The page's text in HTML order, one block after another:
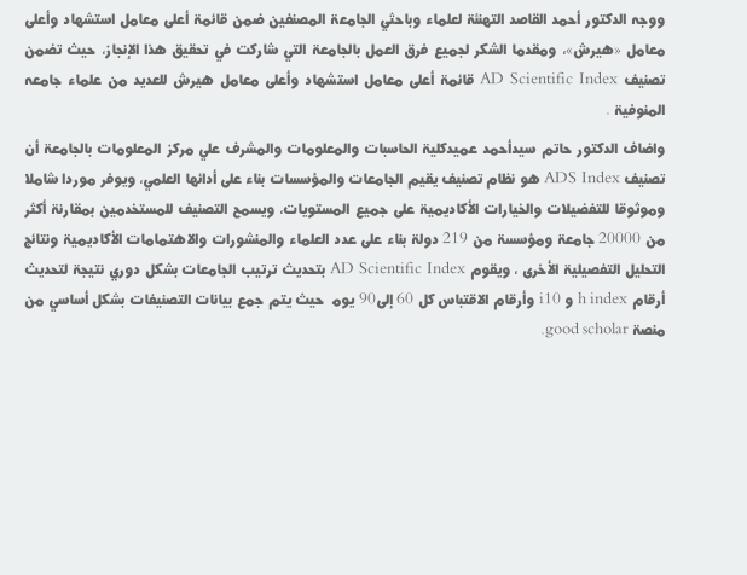
ووجه الدكتور أحمد القاصد التهنئة لعلماء وباحثي الجامعة المصنفين ضمن قائمة أعلى معامل استشهاد وأعلى
معامل «هيرش»، ومقدما الشكر لجميع فرق العمل بالجامعة التي شاركت في تحقيق هذا الإنجاز، حيث تضمن
تصنيف AD Scientific Index قائمة أعلى معامل استشهاد وأعلى معامل هيرش للعديد من علماء جامعه
المنوفية .
واضاف الدكتور حاتم سيدأحمد عميدكلية الحاسبات والمعلومات والمشرف علي مركز المعلومات بالجامعة أن
تصنيف ADS Index هو نظام تصنيف يقيم الجامعات والمؤسسات بناء على أدائها العلمي، ويوفر موردا شاملا
وموثوقا للتفضيلات والخيارات الأكاديمية على جميع المستويات، ويسمح التصنيف للمستخدمين بمقارنة أكثر
من 20000 جامعة ومؤسسة من 219 دولة بناء على عدد العلماء والمنشورات والاهتمامات الأكاديمية ونتائج
التحليل التفصيلية الأخرى ، ويقوم AD Scientific Index بتحديث ترتيب الجامعات بشكل دوري نتيجة لتحديث
أرقام h index و i10 وأرقام الاقتباس كل 60 إلى90 يوماً حيث يتم جمع بيانات التصنيفات بشكل أساسي من
منصة good scholar.